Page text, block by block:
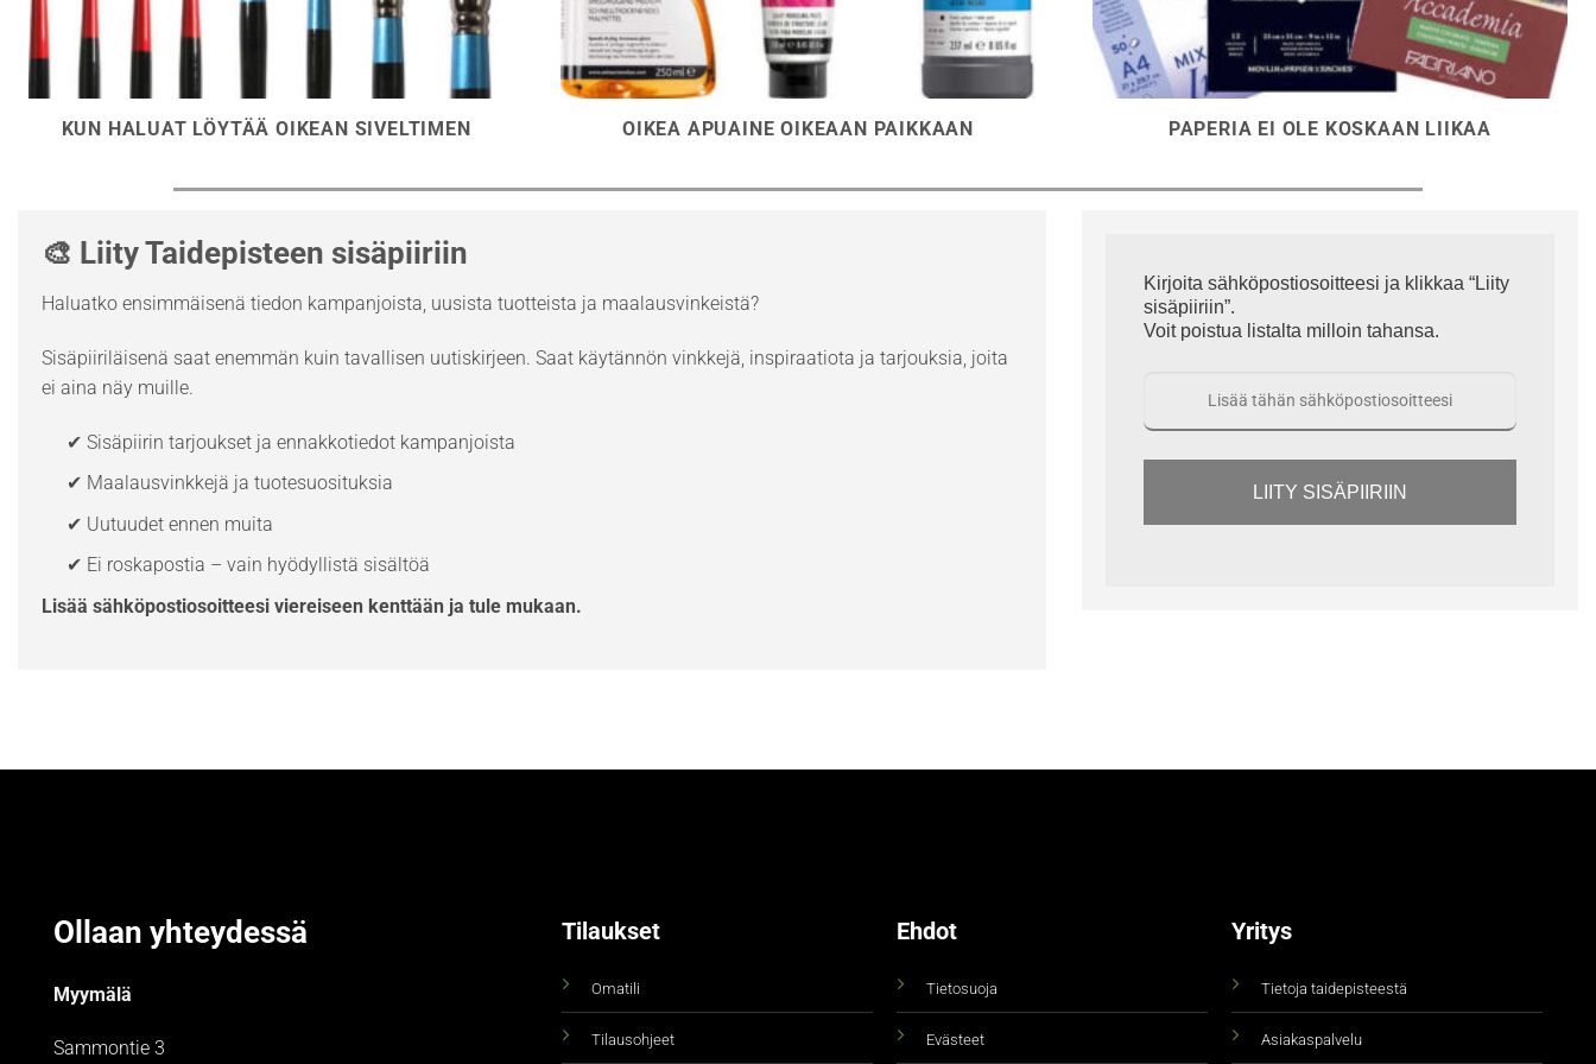
KUN HALUAT LÖYTÄÄ OIKEAN SIVELTIMEN OIKEA APUAINE OIKEAAN PAIKKAAN PAPERIA EI OLE KOSKAAN LIIKAA
🎨 Liity Taidepisteen sisäpiiriin
Haluatko ensimmäisenä tiedon kampanjoista, uusista tuotteista ja maalausvinkeistä?
Sisäpiiriläisenä saat enemmän kuin tavallisen uutiskirjeen. Saat käytännön vinkkejä, inspiraatiota ja tarjouksia, joita
ei aina näy muille.
✔ Sisäpiirin tarjoukset ja ennakkotiedot kampanjoista
✔ Maalausvinkkejä ja tuotesuosituksia
✔ Uutuudet ennen muita
✔ Ei roskapostia – vain hyödyllistä sisältöä
Lisää sähköpostiosoitteesi viereiseen kenttään ja tule mukaan.
Kirjoita sähköpostiosoitteesi ja klikkaa “Liity
sisäpiiriin”.
Voit poistua listalta milloin tahansa.
LIITY SISÄPIIRIIN
Ollaan yhteydessä
Myymälä
Sammontie 3
Tilaukset
Omatili
Tilausohjeet
Ehdot
Tietosuoja
Evästeet
Yritys
Tietoja taidepisteestä
Asiakaspalvelu